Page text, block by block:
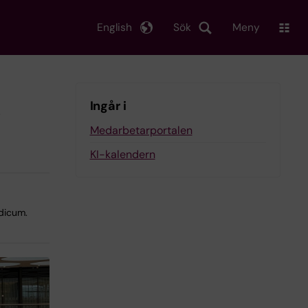
Sök
English Meny
Ingår i
Medarbetarportalen
KI-kalendern